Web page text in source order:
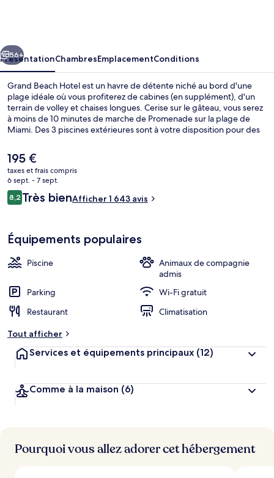
Suivant
56+
PrésentationChambresEmplacementConditions
Grand Beach Hotel est un havre de détente niché au bord d'une
plage idéale où vous profiterez de cabines (en supplément), d'un
terrain de volley et chaises longues. Cerise sur le gâteau, vous serez
à moins de 10 minutes de marche de Promenade sur la plage de
Miami. Des 3 piscines extérieures sont à votre disposition pour des
fitness ouverte 24 h/24 et 2 des bains à remous sont à votre
disposition. L'établissement Chez Gaston sert le petit déjeuner, le
déjeuner et le dîner. Parmi les autres petits avantages de cet
hébergement figurent 2 bars/lounges, un bar en bord de piscine et
un snack-bar/une épicerie fine. Les autres voyageurs adorent la
piscine rafraîchissante et le personnel attentionné.
Le
prix
actuel
est
de
195 €
taxes et frais compris
6 sept. - 7 sept.
Avis
voyageurs
8,28,2 sur 10
Très bienAfficher 1 643 avis
Équipements populaires
Piscine
Animaux de compagnie
admis
Parking
Wi-Fi gratuit
Restaurant
Climatisation
Tout afficher
Services et équipements principaux (12)
Comme à la maison (6)
Pourquoi vous allez adorer cet hébergement